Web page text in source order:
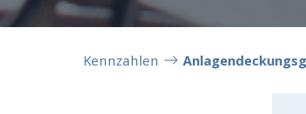
Kennzahlen